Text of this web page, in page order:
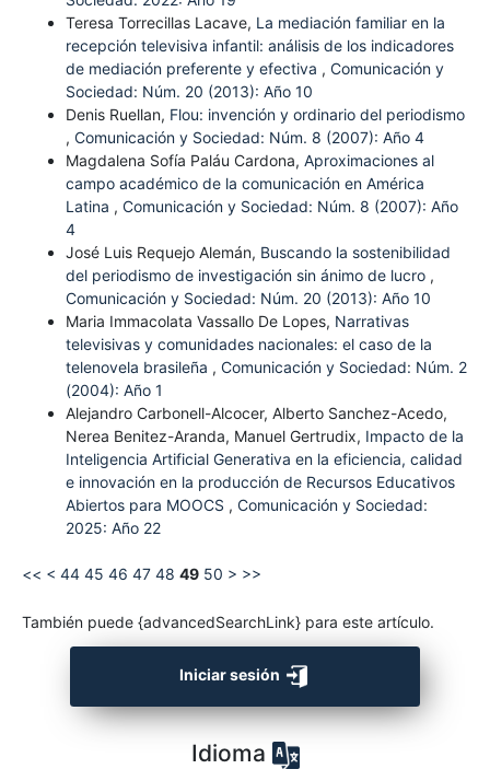
Teresa Torrecillas Lacave, La mediación familiar en la
recepción televisiva infantil: análisis de los indicadores
de mediación preferente y efectiva , Comunicación y
Sociedad: Núm. 20 (2013): Año 10
Denis Ruellan, Flou: invención y ordinario del periodismo
, Comunicación y Sociedad: Núm. 8 (2007): Año 4
Magdalena Sofía Paláu Cardona, Aproximaciones al
campo académico de la comunicación en América
Latina , Comunicación y Sociedad: Núm. 8 (2007): Año
4
José Luis Requejo Alemán, Buscando la sostenibilidad
del periodismo de investigación sin ánimo de lucro ,
Comunicación y Sociedad: Núm. 20 (2013): Año 10
Maria Immacolata Vassallo De Lopes, Narrativas
televisivas y comunidades nacionales: el caso de la
telenovela brasileña , Comunicación y Sociedad: Núm. 2
(2004): Año 1
Alejandro Carbonell-Alcocer, Alberto Sanchez-Acedo,
Nerea Benitez-Aranda, Manuel Gertrudix, Impacto de la
Inteligencia Artificial Generativa en la eficiencia, calidad
e innovación en la producción de Recursos Educativos
Abiertos para MOOCS , Comunicación y Sociedad:
2025: Año 22
<< < 44 45 46 47 48 49 50 > >>
También puede {advancedSearchLink} para este artículo.
Iniciar sesión
Idioma